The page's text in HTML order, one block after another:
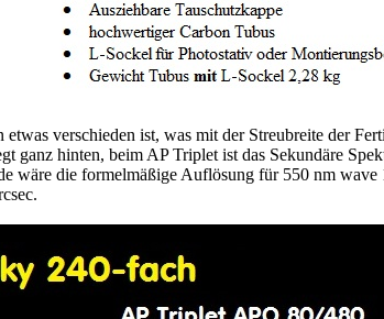
verschieden ist, was mit der Streubreite der
ganz hinten, beim AP Triplet ist das Sekundäre
wäre die formelmäßige Auflösung für 550 nm wave